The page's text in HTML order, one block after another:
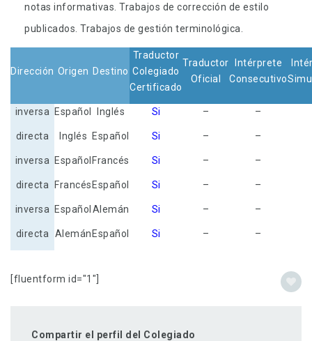
notas informativas. Trabajos de corrección de estilo
publicados. Trabajos de gestión terminológica.
Dirección Origen Destino
Traductor
Colegiado
Certificado
Traductor
Oficial
Intérprete
Consecutivo
inversa Español Inglés Si – –
directa Inglés Español Si – –
inversa Español Francés Si – –
directa Francés Español Si – –
inversa Español Alemán Si – –
directa Alemán Español Si – –
[fluentform id="1"]
Compartir el perfil del Colegiado